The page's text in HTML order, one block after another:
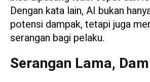
Dengan kata lain, AI bukan
potensi dampak, tetapi juga
serangan bagi pelaku.
Serangan Lama,